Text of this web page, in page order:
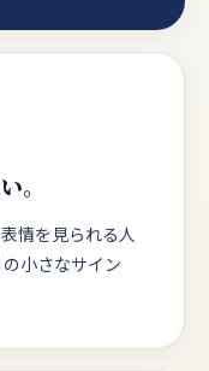
。
情を見られる人
小さなサイン